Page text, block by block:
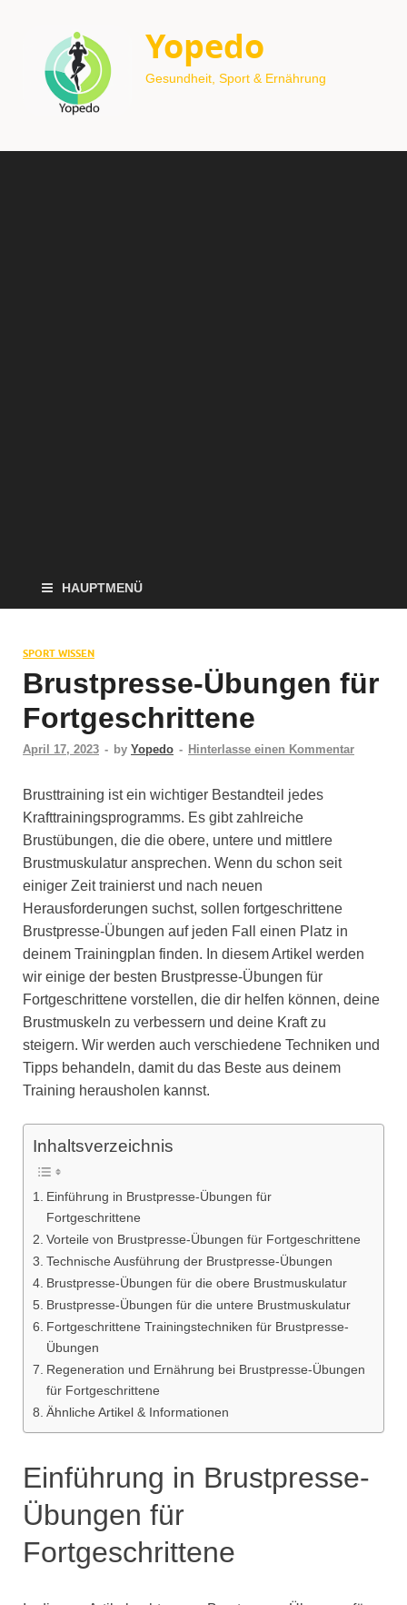
Yopedo
Gesundheit, Sport & Ernährung
HAUPTMENÜ
SPORT WISSEN
Brustpresse-Übungen für
Fortgeschrittene
April 17, 2023 - by Yopedo - Hinterlasse einen Kommentar
Brusttraining ist ein wichtiger Bestandteil jedes
Krafttrainingsprogramms. Es gibt zahlreiche
Brustübungen, die die obere, untere und mittlere
Brustmuskulatur ansprechen. Wenn du schon seit
einiger Zeit trainierst und nach neuen
Herausforderungen suchst, sollen fortgeschrittene
Brustpresse-Übungen auf jeden Fall einen Platz in
deinem Trainingplan finden. In diesem Artikel werden
wir einige der besten Brustpresse-Übungen für
Fortgeschrittene vorstellen, die dir helfen können, deine
Brustmuskeln zu verbessern und deine Kraft zu
steigern. Wir werden auch verschiedene Techniken und
Tipps behandeln, damit du das Beste aus deinem
Training herausholen kannst.
Inhaltsverzeichnis
Einführung in Brustpresse-Übungen für
Fortgeschrittene
Vorteile von Brustpresse-Übungen für Fortgeschrittene
Technische Ausführung der Brustpresse-Übungen
Brustpresse-Übungen für die obere Brustmuskulatur
Brustpresse-Übungen für die untere Brustmuskulatur
Fortgeschrittene Trainingstechniken für Brustpresse-
Übungen
Regeneration und Ernährung bei Brustpresse-Übungen
für Fortgeschrittene
Ähnliche Artikel & Informationen
Einführung in Brustpresse-
Übungen für
Fortgeschrittene